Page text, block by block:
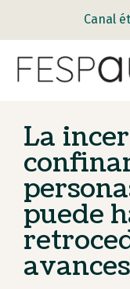
Canal
La
puede
avances